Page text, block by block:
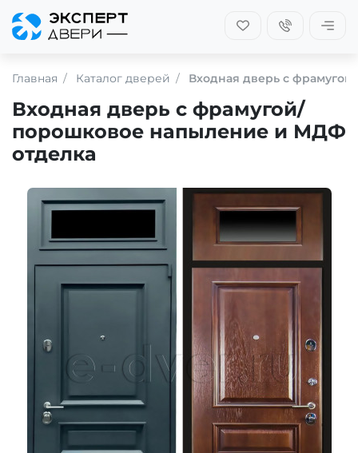
Главная Каталог дверей Входная дверь с
Входная дверь с фрамугой/
порошковое напыление и МДФ
отделка